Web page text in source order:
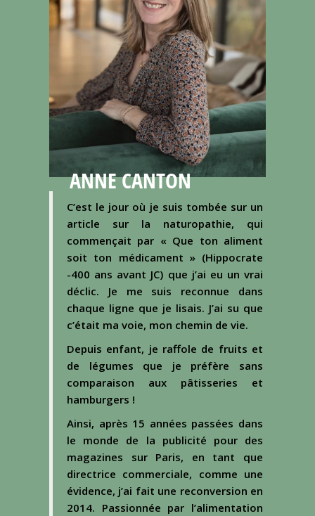
ANNE CANTON
C’est le jour où je suis tombée sur un
article sur la naturopathie, qui
commençait par « Que ton aliment
soit ton médicament » (Hippocrate
-400 ans avant JC) que j’ai eu un vrai
déclic. Je me suis reconnue dans
chaque ligne que je lisais. J’ai su que
c’était ma voie, mon chemin de vie.
Depuis enfant, je raffole de fruits et
de légumes que je préfère sans
comparaison aux pâtisseries et
hamburgers !
Ainsi, après 15 années passées dans
le monde de la publicité pour des
magazines sur Paris, en tant que
directrice commerciale, comme une
évidence, j’ai fait une reconversion en
2014. Passionnée par l’alimentation